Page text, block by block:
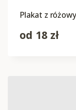
Plakat z
od 18 zł